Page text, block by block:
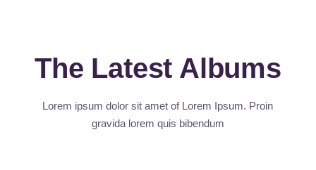
The Latest Albums
Lorem ipsum dolor sit amet of Lorem Ipsum. Proin
gravida lorem quis bibendum